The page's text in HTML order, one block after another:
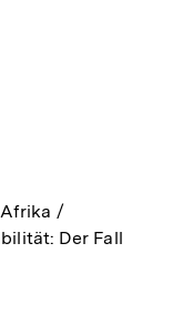
Afrika /
Der Fall